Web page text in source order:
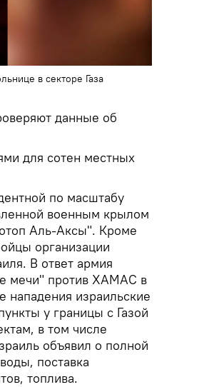
в секторе Газа
данные об
для сотен местных
по масштабу
военным крылом
Аль-Аксы". Кроме
организации
В ответ армия
мечи" против ХАМАС в
нападения израильские
у границы с Газой
в том числе
объявил о полной
поставка
топлива.